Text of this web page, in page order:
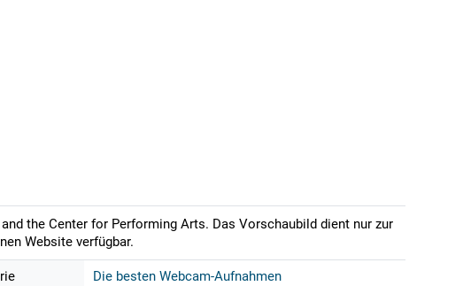
the Center for Performing Arts. Das Vorschaubild dient nur zur
Website verfügbar.
Die besten Webcam-Aufnahmen